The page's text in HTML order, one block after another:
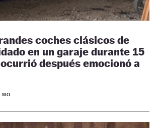
coches clásicos de
en un garaje durante 15
después emocionó a